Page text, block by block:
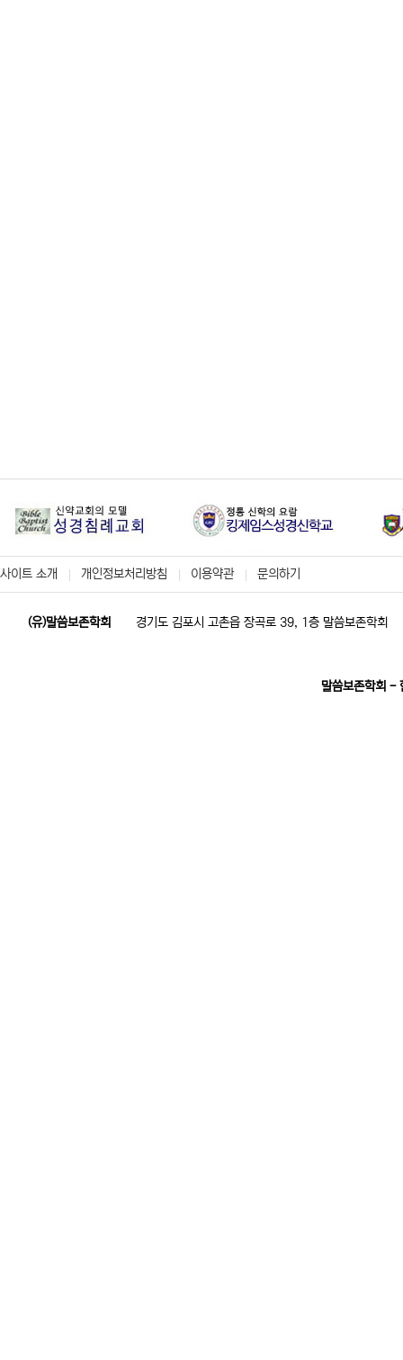
사이트 소개 개인정보처리방침 이용약관 문의하기
(유)말씀보존학회 경기도 김포시 고촌읍 장곡로 39, 1층 말씀보존학회
말씀보존학회 -